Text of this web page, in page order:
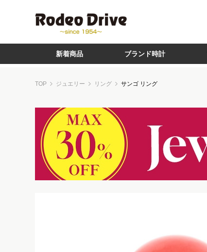
新着商品 ブランド時計
TOP ジュエリー リング サンゴ リング